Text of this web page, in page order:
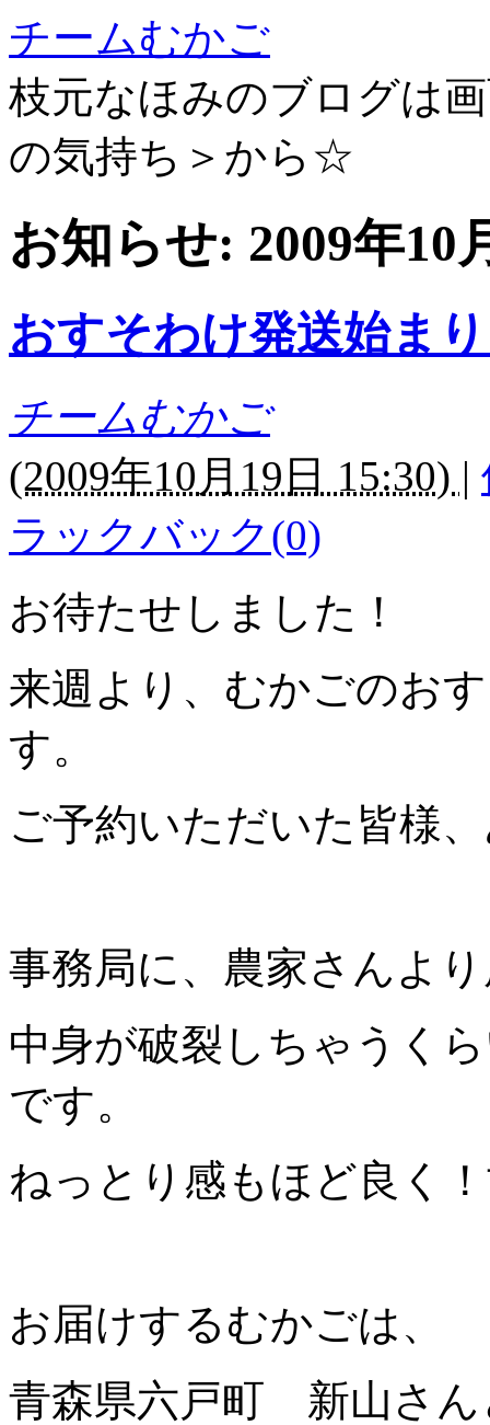
チームむかご
枝元なほみのブログは
の気持ち＞から☆
お知らせ: 2009年10
おすそわけ発送始ま
チームむかご
(2009年10月19日 15:30) |
ラックバック(0)
お待たせしました！
来週より、むかごのお
す。
ご予約いただいた皆様
事務局に、農家さんよ
中身が破裂しちゃうく
です。
ねっとり感もほど良く
お届けするむかごは、
青森県六戸町 新山さん